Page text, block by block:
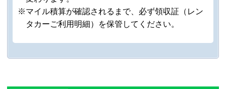
※マイル積算が確認されるまで、必ず領収証（レン
タカーご利用明細）を保管してください。